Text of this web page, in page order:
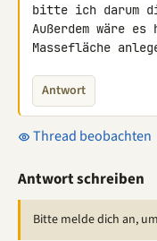
bitte ich darum
Außerdem wäre
Massefläche
Antwort
Thread beobachten
Antwort schreiben
Bitte melde dich an,